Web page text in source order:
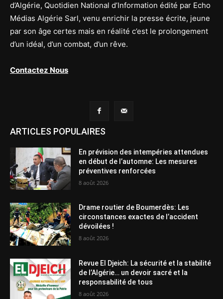
d’Algérie, Quotidien National d’Information édité par Echo
Médias Algérie Sarl, venu enrichir la presse écrite, jeune
par son âge certes mais en réalité c’est le prolongement
d’un idéal, d’un combat, d’un rêve.
Contactez Nous
ARTICLES POPULAIRES
En prévision des intempéries attendues
en début de l’automne: Les mesures
préventives renforcées
8 août 2026
Drame routier de Boumerdès: Les
circonstances exactes de l’accident
dévoilées !
8 août 2026
Revue El Djeich: La sécurité et la stabilité
de l’Algérie… un devoir sacré et la
responsabilité de tous
8 août 2026